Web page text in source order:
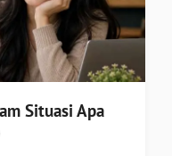
Situasi Apa